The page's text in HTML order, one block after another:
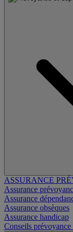
ASSURANCE
Assurance
Assurance
Assurance obsèques
Assurance handicap
Conseils prévoyance